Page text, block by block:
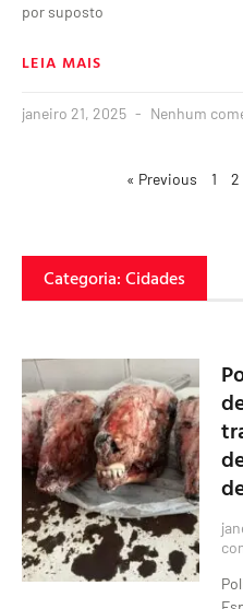
por suposto
LEIA MAIS
janeiro 21, 2025 Nenhum
« Previous 1 2
Categoria: Cidades